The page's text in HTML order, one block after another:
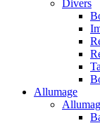
Divers
Allumage